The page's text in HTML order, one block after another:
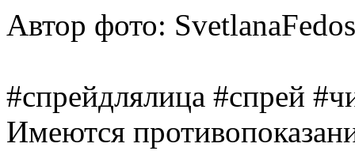
Автор фото:
#спрейдлялица #спрей
Имеются